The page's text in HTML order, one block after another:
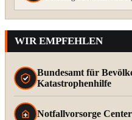
WIR EMPFEHLEN
Bundesamt für
Katastrophenhilfe
Notfallvorsorge Center